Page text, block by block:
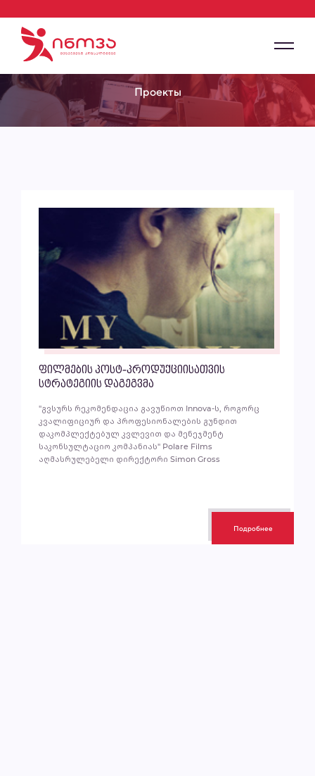
Проекты
ფილმების პოსტ-პროდუქციისათვის
სტრატეგიის დაგეგვმა
"გვსურს რეკომენდაცია გავუწიოთ Innova-ს, როგორც
კვალიფიციურ და პროფესიონალების გუნდით
დაკომპლექტებულ კვლევით და მენეჯმენტ
საკონსულტაციო კომპანიას" Polare Films
აღმასრულებელი დირექტორი Simon Gross
Подробнее